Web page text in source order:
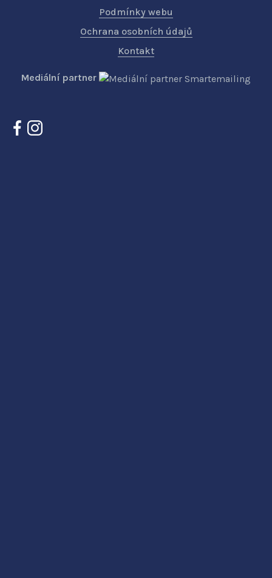
Podmínky webu
Ochrana osobních údajů
Kontakt
Mediální partner